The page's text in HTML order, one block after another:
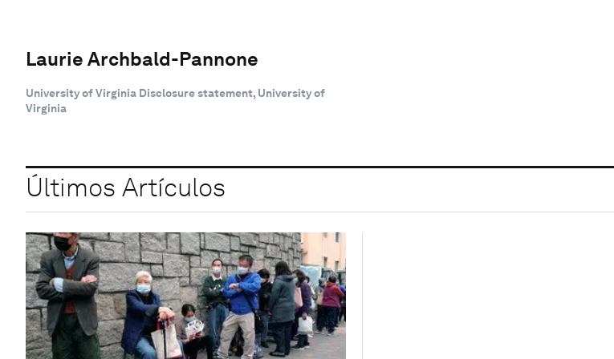
Laurie Archbald-Pannone
University of Virginia Disclosure statement, University of
Virginia
Últimos Artículos